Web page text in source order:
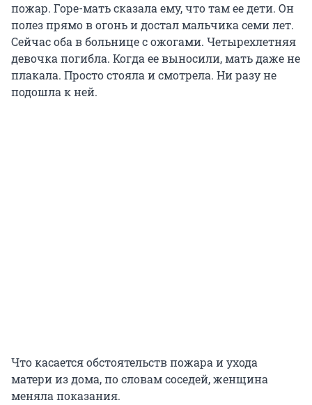
пожар. Горе-мать сказала ему, что там ее дети. Он
полез прямо в огонь и достал мальчика семи лет.
Сейчас оба в больнице с ожогами. Четырехлетняя
девочка погибла. Когда ее выносили, мать даже не
плакала. Просто стояла и смотрела. Ни разу не
подошла к ней.
Что касается обстоятельств пожара и ухода
матери из дома, по словам соседей, женщина
меняла показания.